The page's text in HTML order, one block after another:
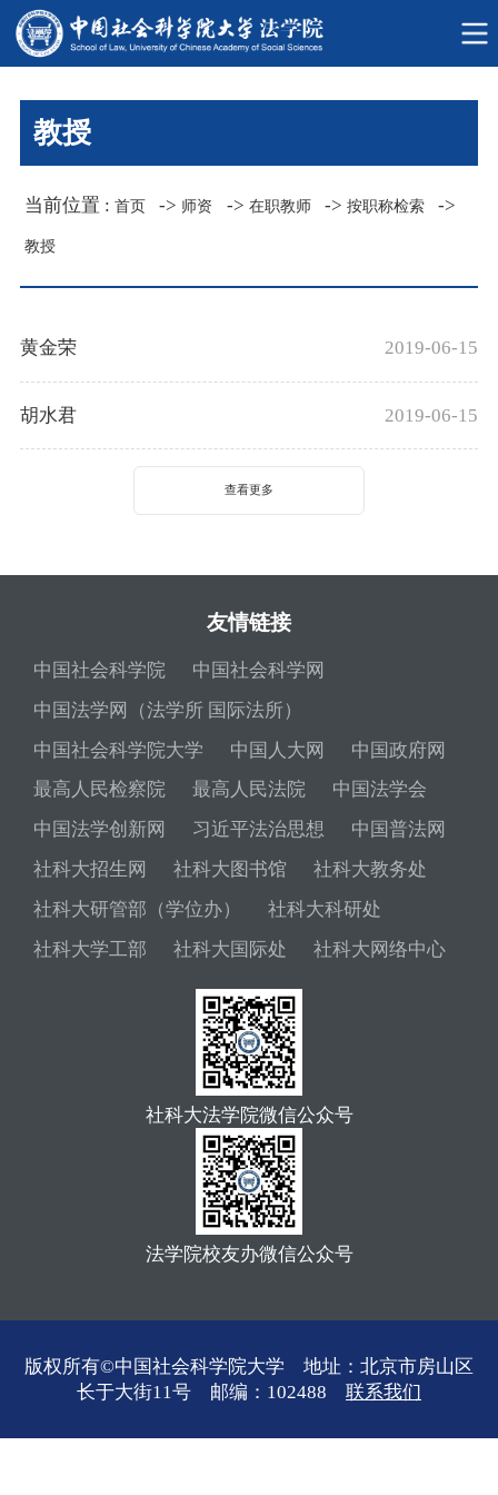
教授
当前位置 :首页 -> 师资 -> 在职教师 ->按职称检索 ->
教授
2019-06-15
黄金荣
2019-06-15
胡水君
查看更多
友情链接
中国社会科学院
中国社会科学网
中国法学网（法学所 国际法所）
中国社会科学院大学
中国人大网
中国政府网
最高人民检察院
最高人民法院
中国法学会
中国法学创新网
习近平法治思想
中国普法网
社科大招生网
社科大图书馆
社科大教务处
社科大研管部（学位办）
社科大科研处
社科大学工部
社科大国际处 社科大网络中心
社科大法学院微信公众号
法学院校友办微信公众号
版权所有©中国社会科学院大学 地址：北京市房山区
长于大街11号 邮编：102488 联系我们